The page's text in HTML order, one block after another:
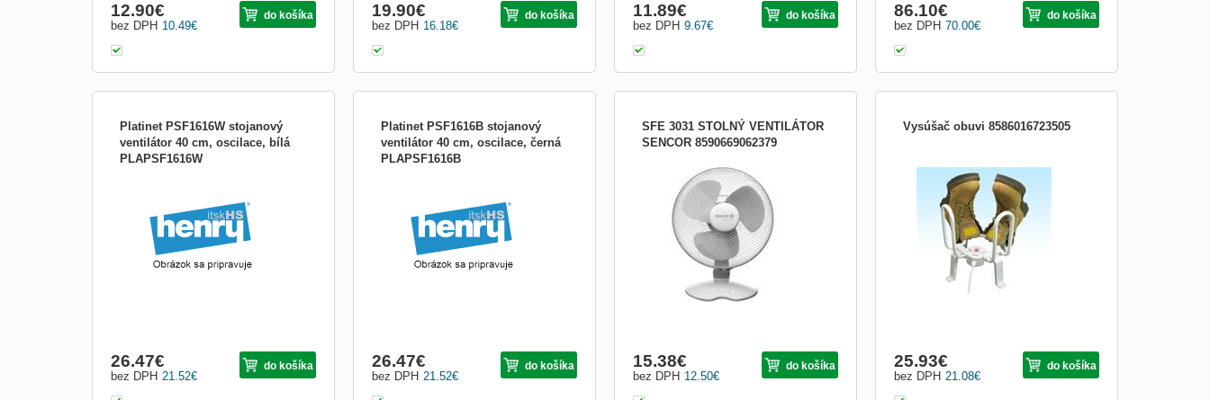
10.49€
bez DPH
12.90€ do košíka
16.18€
bez DPH
19.90€ do košíka
9.67€
bez DPH
11.89€ do košíka
70.00€
bez DPH
86.10€ do košíka
Platinet PSF1616W stojanový
ventilátor 40 cm, oscilace, bílá
PLAPSF1616W
21.52€
bez DPH
26.47€ do košíka
Platinet PSF1616B stojanový
ventilátor 40 cm, oscilace, černá
PLAPSF1616B
21.52€
bez DPH
26.47€ do košíka
SFE 3031 STOLNÝ VENTILÁTOR
SENCOR 8590669062379
Ventilátor, priemer 30 cm, 3 stupne
rýchlosti, možnosť otáčania, nastaviteľný
uhol sklonu, príkon 40W
12.50€
bez DPH
15.38€ do košíka
Vysúšač obuvi 8586016723505
Elektrický radiator na obuv a rukavice;
Šetrné sušenie; Tepelné trubice vysušia
až 2 páry topánok naraz; Enegretický
úsporný - nízka spotreba elektrickej
energie; Jednoduchá obsluha; Napájanie:
230V~ 50Hz, 40 W
21.08€
bez DPH
25.93€ do košíka